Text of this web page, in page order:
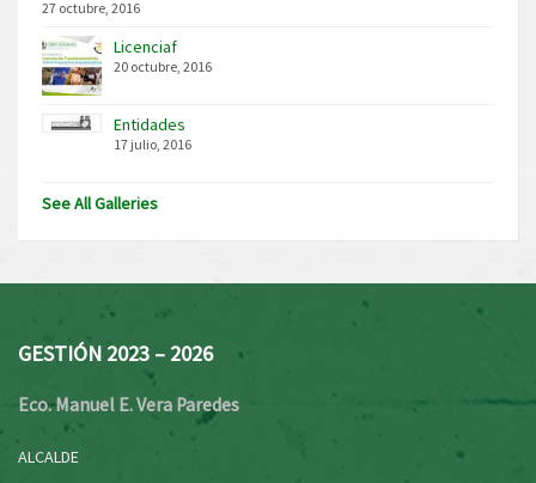
27 octubre, 2016
Licenciaf
20 octubre, 2016
Entidades
17 julio, 2016
See All Galleries
GESTIÓN 2023 – 2026
Eco. Manuel E. Vera Paredes
ALCALDE